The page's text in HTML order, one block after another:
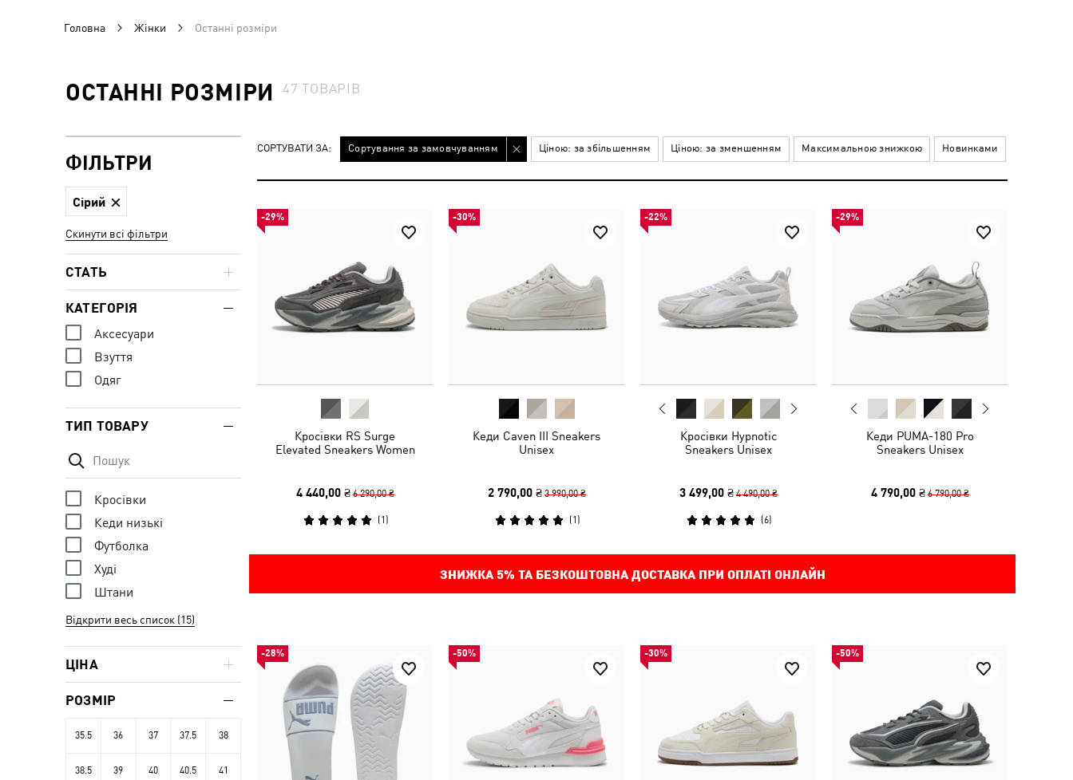
Головна Жінки Останні розміри
ОСТАННІ РОЗМІРИ 47ТОВАРІВ
СОРТУВАТИ ЗА: Сортування за замовчуванням Ціною: за збільшенням Ціною: за зменшенням Максимальною знижкою Новинками
-29%
Кросівки RS Surge
Elevated Sneakers Women
4 440,00 ₴ 6 290,00 ₴
(1 )
-30%
Кеди Caven III Sneakers
Unisex
2 790,00 ₴ 3 990,00 ₴
(1 )
-22%
Кросівки Hypnotic
Sneakers Unisex
3 499,00 ₴ 4 490,00 ₴
(6)
-29%
Кеди PUMA-180 Pro
Sneakers Unisex
4 790,00 ₴ 6 790,00 ₴
ЗНИЖКА 5% ТА БЕЗКОШТОВНА ДОСТАВКА ПРИ ОПЛАТІ ОНЛАЙН
-28% -50% -30% -50%
ФІЛЬТРИ
Сірий
Скинути всі фільтри
СТАТЬ
КАТЕГОРІЯ
Аксесуари
Взуття
Одяг
ТИП ТОВАРУ
Кросівки
Кеди низькі
Футболка
Худі
Штани
Відкрити весь список (15)
ЦІНА
РОЗМІР
35.5 36 37 37.5 38
38.5 39 40 40.5 41